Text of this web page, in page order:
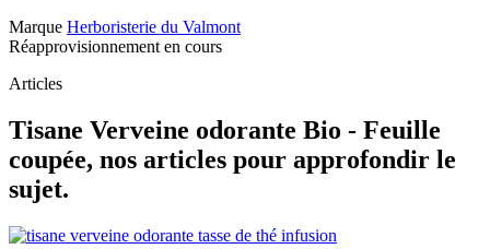
Marque Herboristerie du Valmont
Réapprovisionnement en cours
Articles
Tisane Verveine odorante Bio - Feuille
coupée, nos articles pour approfondir le
sujet.